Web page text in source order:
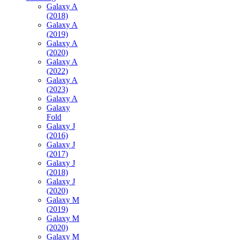
Galaxy A
(2018)
Galaxy A
(2019)
Galaxy A
(2020)
Galaxy A
(2022)
Galaxy A
(2023)
Galaxy A
Galaxy
Fold
Galaxy J
(2016)
Galaxy J
(2017)
Galaxy J
(2018)
Galaxy J
(2020)
Galaxy M
(2019)
Galaxy M
(2020)
Galaxy M